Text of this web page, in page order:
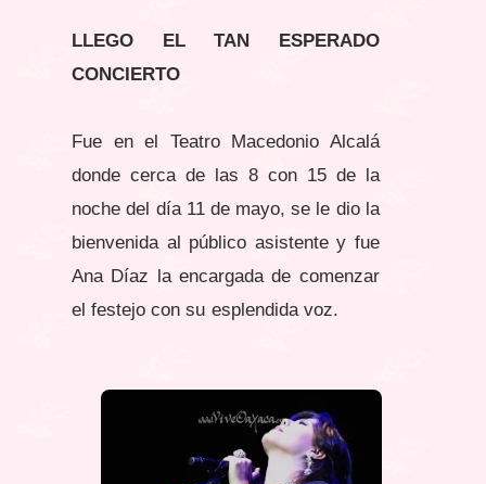
LLEGO EL TAN ESPERADO
CONCIERTO
Fue en el Teatro Macedonio Alcalá
donde cerca de las 8 con 15 de la
noche del día 11 de mayo, se le dio la
bienvenida al público asistente y fue
Ana Díaz la encargada de comenzar
el festejo con su esplendida voz.